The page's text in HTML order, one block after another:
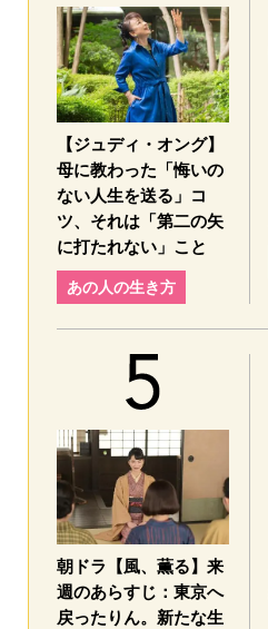
【ジュディ・オング】
母に教わった「悔いの
ない人生を送る」コ
ツ、それは「第二の矢
に打たれない」こと
あの人の生き方
朝ドラ【風、薫る】来
週のあらすじ：東京へ
戻ったりん。新たな生